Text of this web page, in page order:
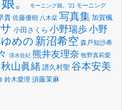
モーニング娘。'21 モーニング
貴 佐藤優樹 八木栞 写真集 加賀楓
小田さくら 小野瑞歩小野
めの 新沼希空 森戸知沙希
清水佐紀 熊井友理奈 牧野真莉愛
秋山眞緒譜久村聖 谷本安美
鈴木愛理 須藤茉麻